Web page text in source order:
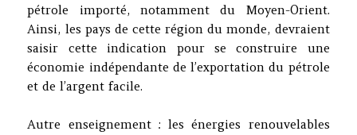
pétrole importé, notamment du Moyen-Orient.
Ainsi, les pays de cette région du monde, devraient
saisir cette indication pour se construire une
économie indépendante de l’exportation du pétrole
et de l’argent facile.
Autre enseignement : les énergies renouvelables